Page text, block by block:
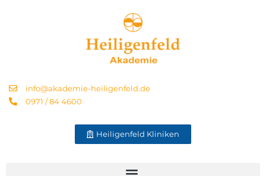
info@akademie-heiligenfeld.de
0971 / 84 4600
Heiligenfeld Kliniken